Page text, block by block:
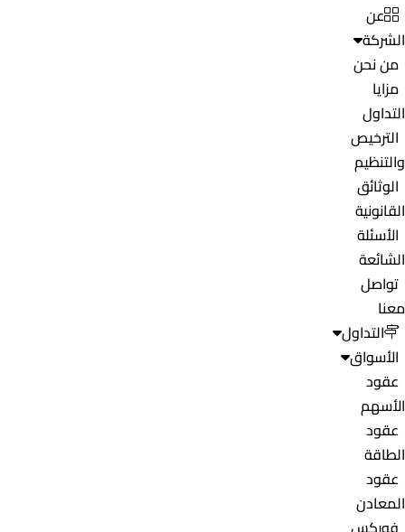
عن
الشركة
من نحن
مزايا
التداول
الترخيص
والتنظيم
الوثائق
القانونية
الأسئلة
الشائعة
تواصل
معنا
التداول
الأسواق
عقود
الأسهم
عقود
الطاقة
عقود
المعادن